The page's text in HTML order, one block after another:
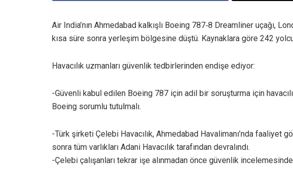
Air India’nın Ahmedabad kalkışlı Boeing 787‑8 Dreamliner uçağı,
kısa süre sonra yerleşim bölgesine düştü. Kaynaklara göre 242
Havacılık uzmanları güvenlik tedbirlerinden endişe ediyor:
-Güvenli kabul edilen Boeing 787 için adil bir soruşturma için
Boeing sorumlu tutulmalı.
-Türk şirketi Çelebi Havacılık, Ahmedabad Havalimanı’nda faaliyet
sonra tüm varlıkları Adani Havacılık tarafından devralındı.
-Çelebi çalışanları tekrar işe alınmadan önce güvenlik